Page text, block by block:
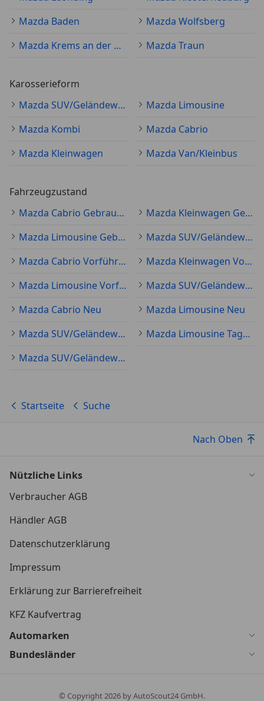
Mazda Baden
Mazda Wolfsberg
Mazda Krems an der Donau
Mazda Traun
Karosserieform
Mazda SUV/Geländewagen/Pickup
Mazda Limousine
Mazda Kombi
Mazda Cabrio
Mazda Kleinwagen
Mazda Van/Kleinbus
Fahrzeugzustand
Mazda Cabrio Gebraucht
Mazda Kleinwagen Gebraucht
Mazda Limousine Gebraucht
Mazda SUV/Geländewagen/Pickup Gebraucht
Mazda Cabrio Vorführfahrzeug
Mazda Kleinwagen Vorführfahrzeug
Mazda Limousine Vorführfahrzeug
Mazda SUV/Geländewagen/Pickup Vorführfahrzeug
Mazda Cabrio Neu
Mazda Limousine Neu
Mazda SUV/Geländewagen/Pickup Neu
Mazda Limousine Tageszulassung
Mazda SUV/Geländewagen/Pickup Tageszulassung
Startseite Suche
Nach Oben
Nützliche Links
Verbraucher AGB
Händler AGB
Datenschutzerklärung
Impressum
Erklärung zur Barrierefreiheit
KFZ Kaufvertrag
Automarken
Bundesländer
© Copyright2026 by AutoScout24 GmbH.